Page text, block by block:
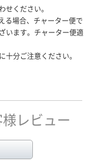
せください。
る場合、チャーター便で
います。チャーター便適
分ご注意ください。
レビュー